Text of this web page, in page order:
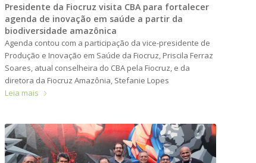
Presidente da Fiocruz visita CBA para fortalecer
agenda de inovação em saúde a partir da
biodiversidade amazônica
Agenda contou com a participação da vice-presidente de
Produção e Inovação em Saúde da Fiocruz, Priscila Ferraz
Soares, atual conselheira do CBA pela Fiocruz, e da
diretora da Fiocruz Amazônia, Stefanie Lopes
Leia mais